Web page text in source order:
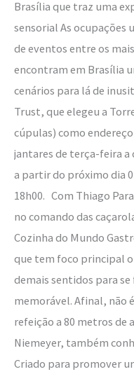
Brasília que traz uma
sensorial As ocupações
de eventos entre os
encontram em Brasília
cenários para lá de
Trust, que elegeu a
cúpulas) como
jantares de terça-feira a
a partir do próximo dia
18h00. Com Thiago
no comando das
Cozinha do Mundo
que tem foco principal
demais sentidos para
memorável. Afinal, não
refeição a 80 metros de
Niemeyer, também
Criado para promover